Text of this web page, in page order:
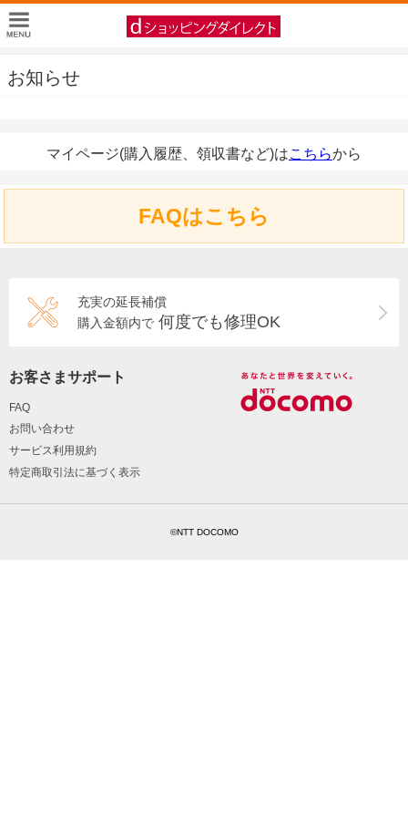
お知らせ
マイページ(購入履歴、領収書など)はこちらから
FAQはこちら
充実の延長補償
購入金額内で 何度でも修理OK
お客さまサポート
FAQ
お問い合わせ
サービス利用規約
特定商取引法に基づく表示
©NTT DOCOMO